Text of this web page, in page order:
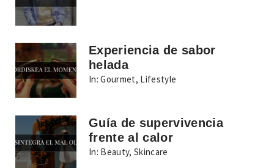
Experiencia de sabor
helada
In: Gourmet, Lifestyle
Guía de supervivencia
frente al calor
In: Beauty,Skincare